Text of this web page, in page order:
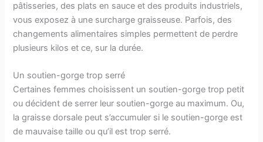
pâtisseries, des plats en sauce et des produits industriels,
vous exposez à une surcharge graisseuse. Parfois, des
changements alimentaires simples permettent de perdre
plusieurs kilos et ce, sur la durée.
Un soutien-gorge trop serré
Certaines femmes choisissent un soutien-gorge trop petit
ou décident de serrer leur soutien-gorge au maximum. Ou,
la graisse dorsale peut s’accumuler si le soutien-gorge est
de mauvaise taille ou qu’il est trop serré.